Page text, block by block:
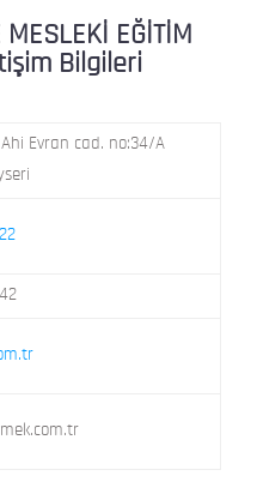
MAH. 8. CAD. NO: 28
EĞİTİM
Bilgileri
Evran cad. no:34/A